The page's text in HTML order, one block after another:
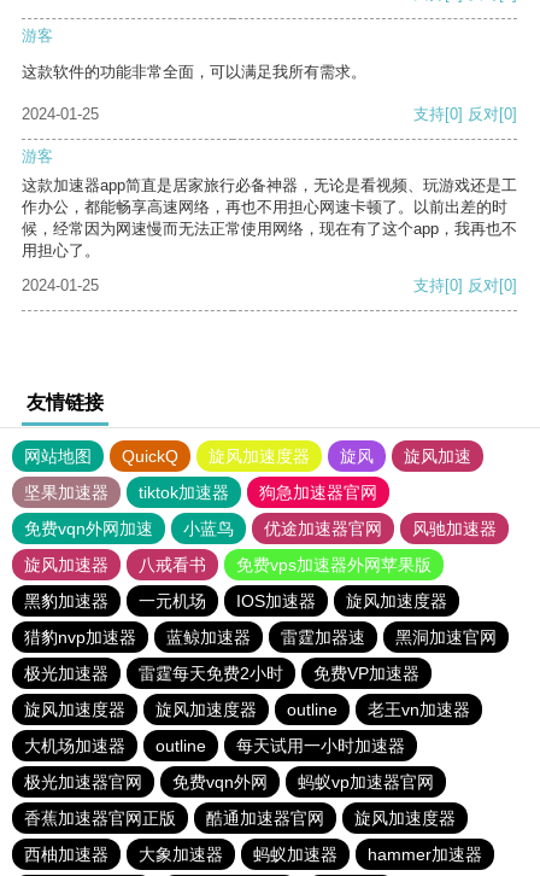
游客
这款软件的功能非常全面，可以满足我所有需求。
2024-01-25 支持[0] 反对[0]
游客
这款加速器app简直是居家旅行必备神器，无论是看视频、玩游戏还是工
作办公，都能畅享高速网络，再也不用担心网速卡顿了。以前出差的时
候，经常因为网速慢而无法正常使用网络，现在有了这个app，我再也不
用担心了。
2024-01-25
支持[0] 反对[0]
友情链接
网站地图 QuickQ 旋风加速度器 旋风
旋风加速
坚果加速器
tiktok加速器
狗急加速器官网
免费vqn外网加速
小蓝鸟 优途加速器官网
风驰加速器
旋风加速器
八戒看书
免费vps加速器外网苹果版
黑豹加速器
一元机场 IOS加速器
旋风加速度器
猎豹nvp加速器
蓝鲸加速器 雷霆加器速
黑洞加速官网
极光加速器
雷霆每天免费2小时
免费VP加速器
旋风加速度器
旋风加速度器 outline
老王vn加速器
大机场加速器
outline
每天试用一小时加速器
极光加速器官网
免费vqn外网
蚂蚁vp加速器官网
香蕉加速器官网正版
酷通加速器官网
旋风加速度器
西柚加速器
大象加速器 蚂蚁加速器 hammer加速器